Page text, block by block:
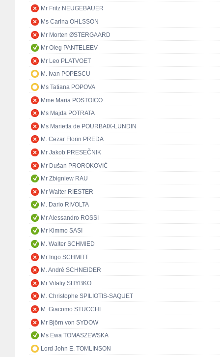
Mr Fritz NEUGEBAUER
Ms Carina OHLSSON
Mr Morten ØSTERGAARD
Mr Oleg PANTELEEV
Mr Leo PLATVOET
M. Ivan POPESCU
Ms Tatiana POPOVA
Mme Maria POSTOICO
Ms Majda POTRATA
Ms Marietta de POURBAIX-LUNDIN
M. Cezar Florin PREDA
Mr Jakob PRESEČNIK
Mr Dušan PROROKOVIĆ
Mr Zbigniew RAU
Mr Walter RIESTER
M. Dario RIVOLTA
Mr Alessandro ROSSI
Mr Kimmo SASI
M. Walter SCHMIED
Mr Ingo SCHMITT
M. André SCHNEIDER
Mr Vitaliy SHYBKO
M. Christophe SPILIOTIS-SAQUET
M. Giacomo STUCCHI
Mr Björn von SYDOW
Ms Ewa TOMASZEWSKA
Lord John E. TOMLINSON